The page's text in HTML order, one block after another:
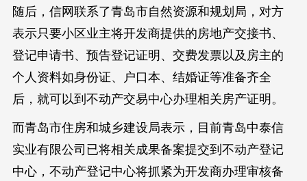
随后，信网联系了青岛市自然资源和规划局，对方
表示只要小区业主将开发商提供的房地产交接书、
登记申请书、预告登记证明、交费发票以及房主的
个人资料如身份证、户口本、结婚证等准备齐全
后，就可以到不动产交易中心办理相关房产证明。
而青岛市住房和城乡建设局表示，目前青岛中泰信
实业有限公司已将相关成果备案提交到不动产登记
中心，不动产登记中心将抓紧为开发商办理审核备